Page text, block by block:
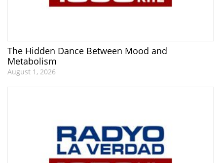
The Hidden Dance Between Mood and
Metabolism
August 1, 2026